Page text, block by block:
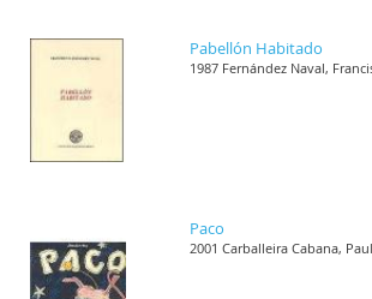
Pabellón Habitado
1987 Fernández Naval,
Paco
2001 Carballeira Cabana,